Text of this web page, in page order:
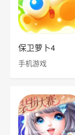
保卫萝卜4
手机游戏